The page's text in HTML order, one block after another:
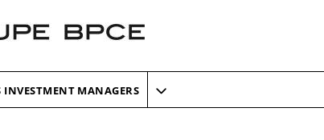
INVESTMENT MANAGERS